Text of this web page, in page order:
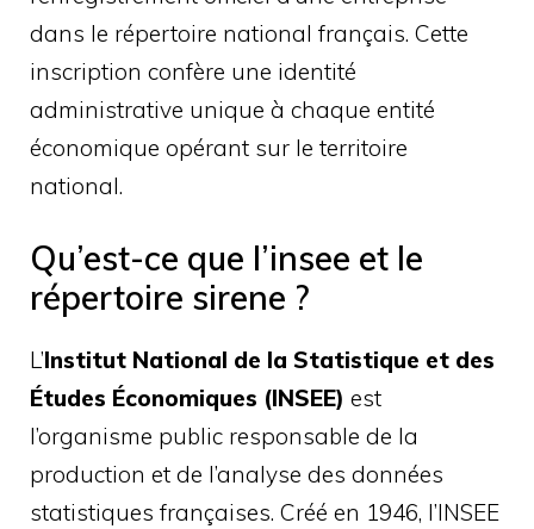
dans le répertoire national français. Cette
inscription confère une identité
administrative unique à chaque entité
économique opérant sur le territoire
national.
Qu’est-ce que l’insee et le
répertoire sirene ?
L’Institut National de la Statistique et des
Études Économiques (INSEE) est
l’organisme public responsable de la
production et de l’analyse des données
statistiques françaises. Créé en 1946, l’INSEE